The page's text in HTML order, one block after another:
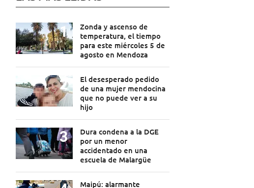
Zonda y ascenso de
temperatura, el tiempo
para este miércoles 5 de
agosto en Mendoza
El desesperado pedido
de una mujer mendocina
que no puede ver a su
hijo
Dura condena a la DGE
por un menor
accidentado en una
escuela de Malargüe
Maipú: alarmante